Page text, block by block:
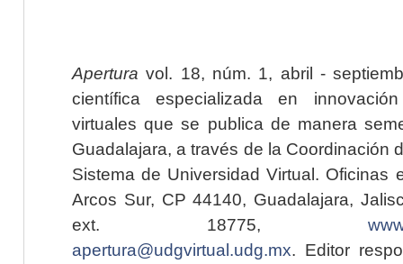
Apertura vol. 18, núm. 1, abril -
científica especializada en
virtuales que se publica de manera
Guadalajara, a través de la Coordinación
Sistema de Universidad Virtual. Oficinas
Arcos Sur, CP 44140, Guadalajara,
ext. 18775,
apertura@udgvirtual.udg.mx. Editor